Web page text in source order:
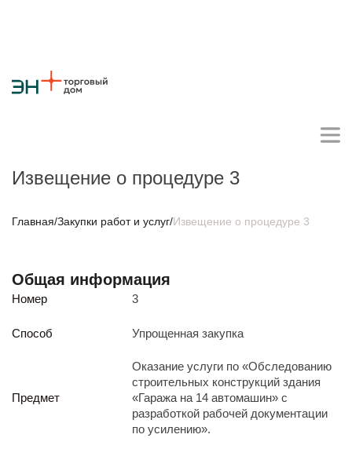
О компании
Стратегия
Карьера Крупные проекты
Противодействие коррупции
Закупки работ и услуг
Реализация непрофильных активов
Извещение о процедуре 3
Главная/Закупки работ и услуг/Извещение о процедуре 3
Общая информация
Номер 3
Способ Упрощенная закупка
Предмет
Оказание услуги по «Обследованию
строительных конструкций здания
«Гаража на 14 автомашин» с
разработкой рабочей документации
по усилению».